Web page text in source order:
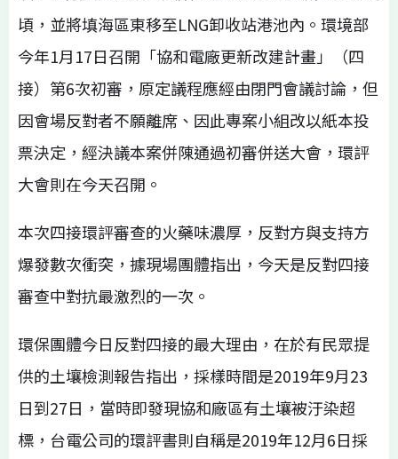
頃，並將填海區東移至LNG卸收站港池內。環境部
今年1月17日召開「協和電廠更新改建計畫」（四
接）第6次初審，原定議程應經由閉門會議討論，但
因會場反對者不願離席、因此專案小組改以紙本投
票決定，經決議本案併陳通過初審併送大會，環評
大會則在今天召開。
本次四接環評審查的火藥味濃厚，反對方與支持方
爆發數次衝突，據現場團體指出，今天是反對四接
審查中對抗最激烈的一次。
環保團體今日反對四接的最大理由，在於有民眾提
供的土壤檢測報告指出，採樣時間是2019年9月23
日到27日，當時即發現協和廠區有土壤被汙染超
標，台電公司的環評書則自稱是2019年12月6日採